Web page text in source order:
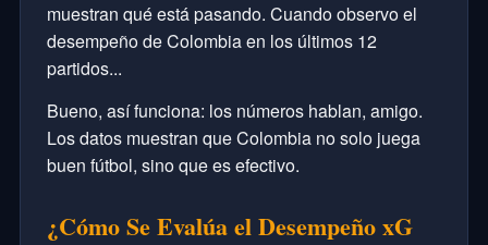
muestran qué está pasando. Cuando observo el
desempeño de Colombia en los últimos 12
partidos...
Bueno, así funciona: los números hablan, amigo.
Los datos muestran que Colombia no solo juega
buen fútbol, sino que es efectivo.
¿Cómo Se Evalúa el Desempeño xG